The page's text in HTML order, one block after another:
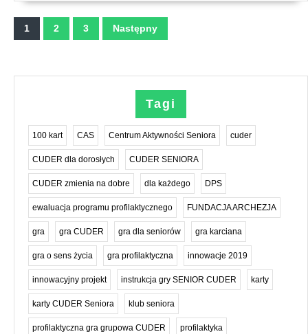
Stronicowanie
wpisów
1 2 3 Następny
Tagi
100 kart CAS Centrum Aktywności Seniora cuder
CUDER dla dorosłych CUDER SENIORA
CUDER zmienia na dobre dla każdego DPS
ewaluacja programu profilaktycznego FUNDACJA ARCHEZJA
gra gra CUDER gra dla seniorów gra karciana
gra o sens życia gra profilaktyczna innowacje 2019
innowacyjny projekt instrukcja gry SENIOR CUDER karty
karty CUDER Seniora klub seniora
profilaktyczna gra grupowa CUDER profilaktyka